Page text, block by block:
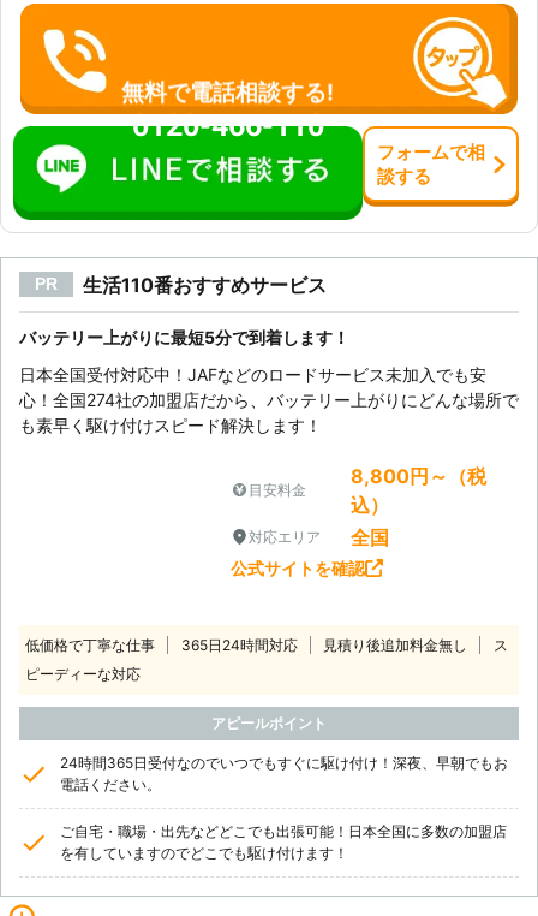
無料で電話相談する!
0120-466-110
フォームで相
談する
PR 生活110番おすすめサービス
バッテリー上がりに最短5分で到着します！
日本全国受付対応中！JAFなどのロードサービス未加入でも安
心！全国274社の加盟店だから、バッテリー上がりにどんな場所で
も素早く駆け付けスピード解決します！
目安料金
8,800円～（税
込）
対応エリア 全国
公式サイトを確認
低価格で丁寧な仕事 365日24時間対応 見積り後追加料金無し
ス
ピーディーな対応
アピールポイント
24時間365日受付なのでいつでもすぐに駆け付け！深夜、早朝でもお
電話ください。
ご自宅・職場・出先などどこでも出張可能！日本全国に多数の加盟店
を有していますのでどこでも駆け付けます！